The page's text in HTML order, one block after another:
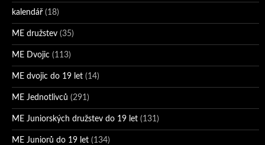
kalendář (18)
ME družstev (35)
ME Dvojic (113)
ME dvojic do 19 let (14)
ME Jednotlivců (291)
ME Juniorských družstev do 19 let (131)
ME Juniorů do 19 let (134)